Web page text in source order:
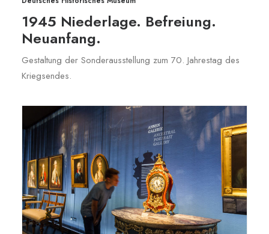
1945 Niederlage. Befreiung.
Neuanfang.
Gestaltung der Sonderausstellung zum 70. Jahrestag des
Kriegsendes.